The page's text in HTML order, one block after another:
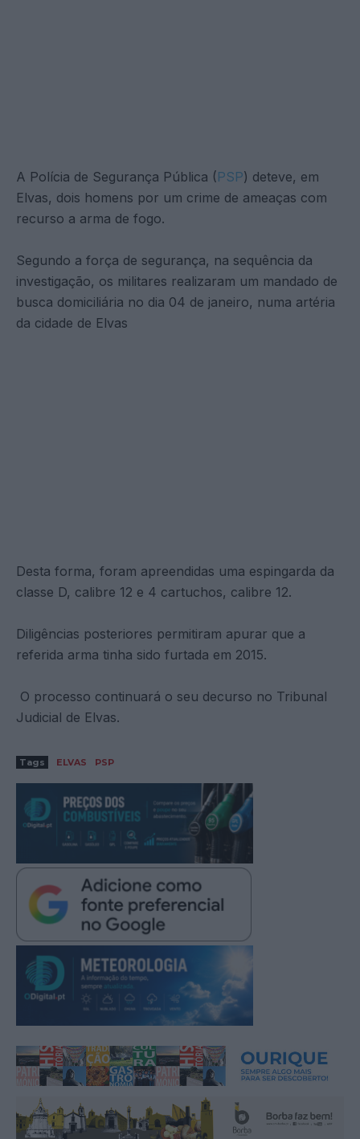
A Polícia de Segurança Pública (PSP) deteve, em
Elvas, dois homens por um crime de ameaças com
recurso a arma de fogo.
Segundo a força de segurança, na sequência da
investigação, os militares realizaram um mandado de
busca domiciliária no dia 04 de janeiro, numa artéria
da cidade de Elvas
Desta forma, foram apreendidas uma espingarda da
classe D, calibre 12 e 4 cartuchos, calibre 12.
Diligências posteriores permitiram apurar que a
referida arma tinha sido furtada em 2015.
O processo continuará o seu decurso no Tribunal
Judicial de Elvas.
Tags ELVAS PSP